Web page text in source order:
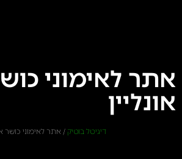
אתר לאימוני
אונליין
דיגיטל בוטיק/ אתר לאימוני כושר